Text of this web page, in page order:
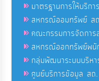
มาตรฐานการให้บริก
สหกรณ์ออมทรัพย์ ส
คณะกรรมการจัดกา
สหกรณ์ออกทรัพย์พนั
กลุ่มพัฒนาระบบบริหา
ศูนย์บริการข้อมูล สถ.